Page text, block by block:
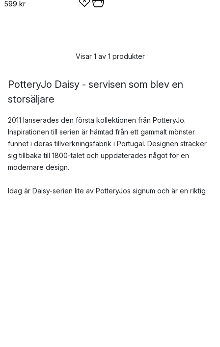
599 kr
Visar 1 av 1 produkter
PotteryJo Daisy - servisen som blev en
storsäljare
2011 lanserades den första kollektionen från PotteryJo.
Inspirationen till serien är hämtad från ett gammalt mönster
funnet i deras tillverkningsfabrik i Portugal. Designen sträcker
sig tillbaka till 1800-talet och uppdaterades något för en
modernare design.
Idag är Daisy-serien lite av PotteryJos signum och är en riktig